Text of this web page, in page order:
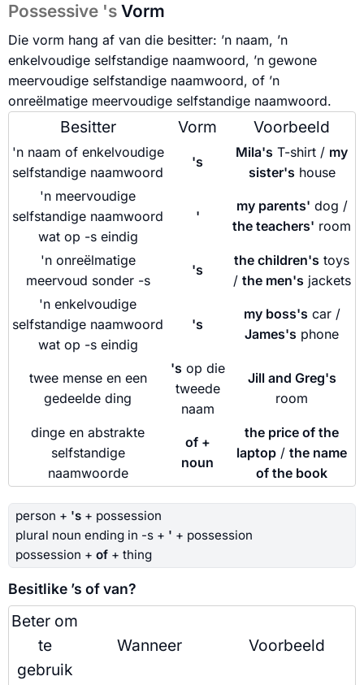
Possessive 's Vorm
Die vorm hang af van die besitter: ’n naam, ’n
enkelvoudige selfstandige naamwoord, ’n gewone
meervoudige selfstandige naamwoord, of ’n
onreëlmatige meervoudige selfstandige naamwoord.
Besitter Vorm Voorbeeld
'n naam of enkelvoudige
selfstandige naamwoord
's
Mila's T-shirt / my
sister's house
'n meervoudige
selfstandige naamwoord
wat op -s eindig
'
my parents' dog /
the teachers' room
'n onreëlmatige
meervoud sonder -s
's
the children's toys
/ the men's jackets
'n enkelvoudige
selfstandige naamwoord
wat op -s eindig
's
my boss's car /
James's phone
twee mense en een
gedeelde ding
's op die
tweede
naam
Jill and Greg's
room
dinge en abstrakte
selfstandige
naamwoorde
of +
noun
the price of the
laptop / the name
of the book
person + 's + possession
plural noun ending in -s + ' + possession
possession + of + thing
Besitlike ’s of van?
Beter om
te
gebruik
Wanneer Voorbeeld